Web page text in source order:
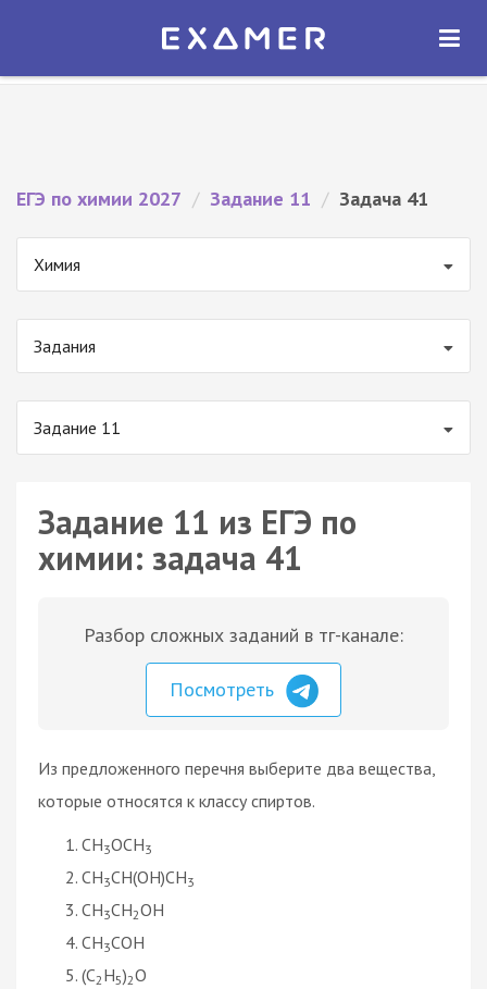
Экзамер — ЕГЭ 2027
ОТКРЫТЬ
ЕГЭ по химии 2027 / Задание 11 / Задача 41
Химия
Задания
Задание 11
Задание 11 из ЕГЭ по
химии: задача 41
Разбор сложных заданий в тг-канале:
Посмотреть
Из предложенного перечня выберите два вещества,
которые относятся к классу спиртов.
CH3OCH3
CH3CH(OH)CH3
CH3CH2OH
CH3COH
(C2 H5)2O